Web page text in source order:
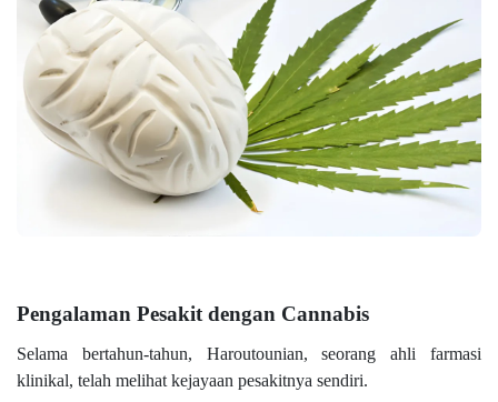
Pengalaman Pesakit dengan Cannabis
Selama bertahun-tahun, Haroutounian, seorang ahli farmasi
klinikal, telah melihat kejayaan pesakitnya sendiri.